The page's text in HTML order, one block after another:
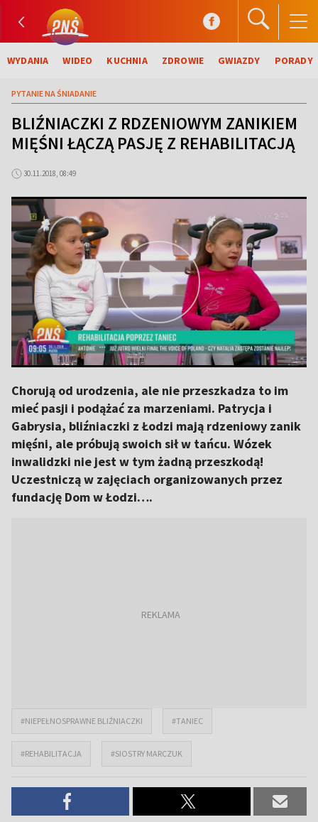
WYDANIA WIDEO KUCHNIA ZDROWIE GWIAZDY PORADY
PYTANIE NA ŚNIADANIE
BLIŹNIACZKI Z RDZENIOWYM ZANIKIEM
MIĘŚNI ŁĄCZĄ PASJĘ Z REHABILITACJĄ
30.11.2018, 08:49
Chorują od urodzenia, ale nie przeszkadza to im
mieć pasji i podążać za marzeniami. Patrycja i
Gabrysia, bliźniaczki z Łodzi mają rdzeniowy zanik
mięśni, ale próbują swoich sił w tańcu. Wózek
inwalidzki nie jest w tym żadną przeszkodą!
Uczestniczą w zajęciach organizowanych przez
fundację Dom w Łodzi….
#NIEPEŁNOSPRAWNE BLIŹNIACZKI #TANIEC
#REHABILITACJA #SIOSTRY MARCZUK